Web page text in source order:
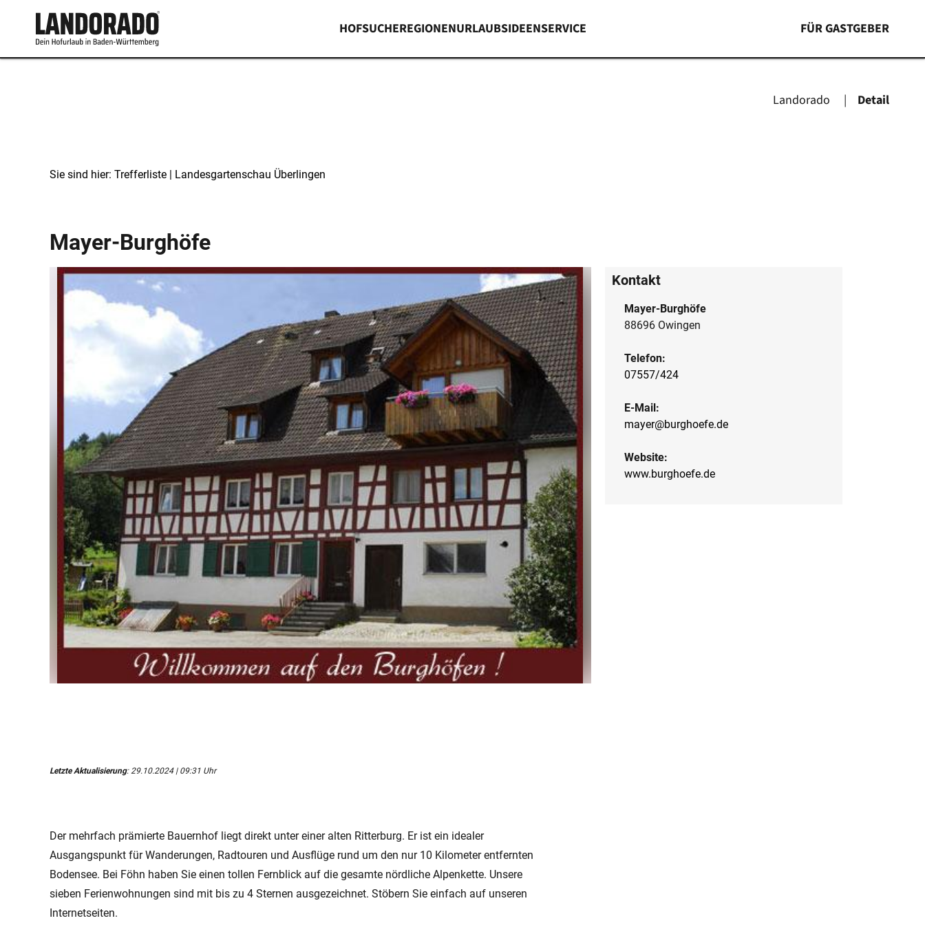
HOFSUCHEREGIONENURLAUBSIDEENSERVICE FÜR GASTGEBER
Detail
Sie sind hier: Trefferliste | Landesgartenschau Überlingen
Mayer-Burghöfe
Letzte Aktualisierung: 29.10.2024 | 09:31 Uhr
Der mehrfach prämierte Bauernhof liegt direkt unter einer alten Ritterburg. Er ist ein idealer
Ausgangspunkt für Wanderungen, Radtouren und Ausflüge rund um den nur 10 Kilometer entfernten
Bodensee. Bei Föhn haben Sie einen tollen Fernblick auf die gesamte nördliche Alpenkette. Unsere
sieben Ferienwohnungen sind mit bis zu 4 Sternen ausgezeichnet. Stöbern Sie einfach auf unseren
Internetseiten.
Kontakt
Mayer-Burghöfe
88696 Owingen
Telefon:
07557/424
E-Mail:
mayer@burghoefe.de
Website:
www.burghoefe.de